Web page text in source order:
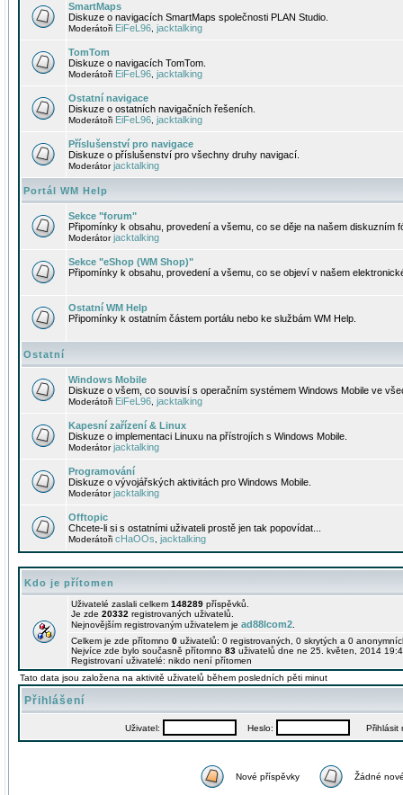
SmartMaps
Diskuze o navigacích SmartMaps společnosti PLAN Studio.
Moderátoři EiFeL96 jacktalking
TomTom
Diskuze o navigacích TomTom.
Moderátoři EiFeL96 jacktalking
Ostatní navigace
Diskuze o ostatních navigačních řešeních.
Moderátoři EiFeL96 jacktalking
Příslušenství pro navigace
Diskuze o příslušenství pro všechny druhy navigací.
Moderátorjacktalking
Portál WM Help
Sekce "forum"
Připomínky k obsahu, provedení a všemu, co se děje na našem diskuzním
Moderátorjacktalking
Sekce "eShop (WM Shop)"
Připomínky k obsahu, provedení a všemu, co se objeví v našem
Ostatní WM Help
Připomínky k ostatním částem portálu nebo ke službám WM Help.
Ostatní
Windows Mobile
Diskuze o všem, co souvisí s operačním systémem Windows Mobile ve
Moderátoři EiFeL96 jacktalking
Kapesní zařízení & Linux
Diskuze o implementaci Linuxu na přístrojích s Windows Mobile.
Moderátorjacktalking
Programování
Diskuze o vývojářských aktivitách pro Windows Mobile.
Moderátorjacktalking
Offtopic
Chcete-li si s ostatními uživateli prostě jen tak popovídat...
Moderátoři cHaOOs jacktalking
Kdo je přítomen
Uživatelé zaslali celkem 148289 příspěvků.
Je zde 20332 registrovaných uživatelů.
Nejnovějším registrovaným uživatelem je ad88lcom2
Celkem je zde přítomno 0 uživatelů: 0 registrovaných, 0 skrytých a 0
Nejvíce zde bylo současně přítomno 83 uživatelů dne ne 25. květen, 2014
Registrovaní uživatelé: nikdo není přítomen
Tato data jsou založena na aktivitě uživatelů během posledních pěti minut
Přihlášení
Uživatel: Heslo: Přihlásit
Nové příspěvky Žádné